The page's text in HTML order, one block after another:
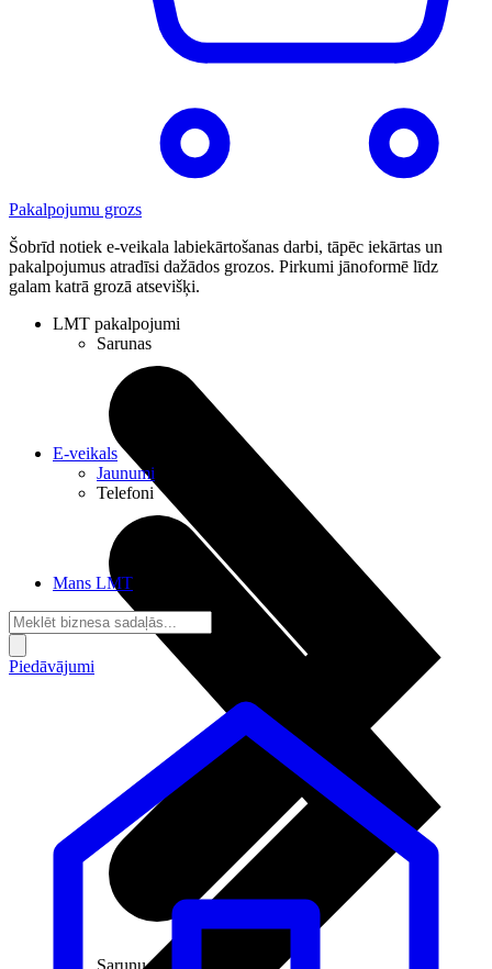
Pakalpojumu grozs
Šobrīd notiek e-veikala labiekārtošanas darbi, tāpēc iekārtas un
pakalpojumus atradīsi dažādos grozos. Pirkumi jānoformē līdz
galam katrā grozā atsevišķi.
LMT pakalpojumi
Sarunas
Sarunu pieslēgumi
E-veikals
Jaunumi
Telefoni
Mans LMT
Piedāvājumi